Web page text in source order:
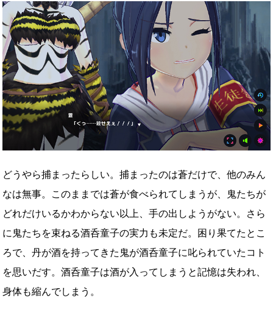
どうやら捕まったらしい。捕まったのは蒼だけで、他のみん
なは無事。このままでは蒼が食べられてしまうが、鬼たちが
どれだけいるかわからない以上、手の出しようがない。さら
に鬼たちを束ねる酒呑童子の実力も未定だ。困り果てたとこ
ろで、丹が酒を持ってきた鬼が酒呑童子に叱られていたコト
を思いだす。酒呑童子は酒が入ってしまうと記憶は失われ、
身体も縮んでしまう。